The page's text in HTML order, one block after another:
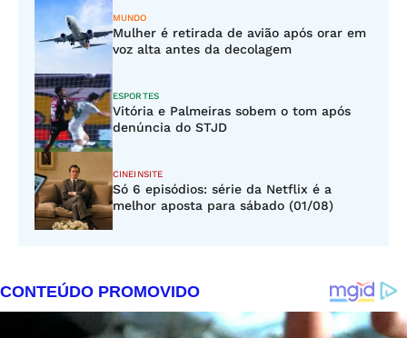
MUNDO
Mulher é retirada de avião após orar em
voz alta antes da decolagem
ESPORTES
Vitória e Palmeiras sobem o tom após
denúncia do STJD
CINEINSITE
Só 6 episódios: série da Netflix é a
melhor aposta para sábado (01/08)